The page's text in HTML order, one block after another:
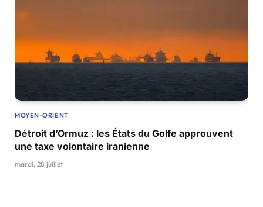
MOYEN-ORIENT
Détroit d’Ormuz : les États du Golfe approuvent
une taxe volontaire iranienne
mardi, 28 juillet